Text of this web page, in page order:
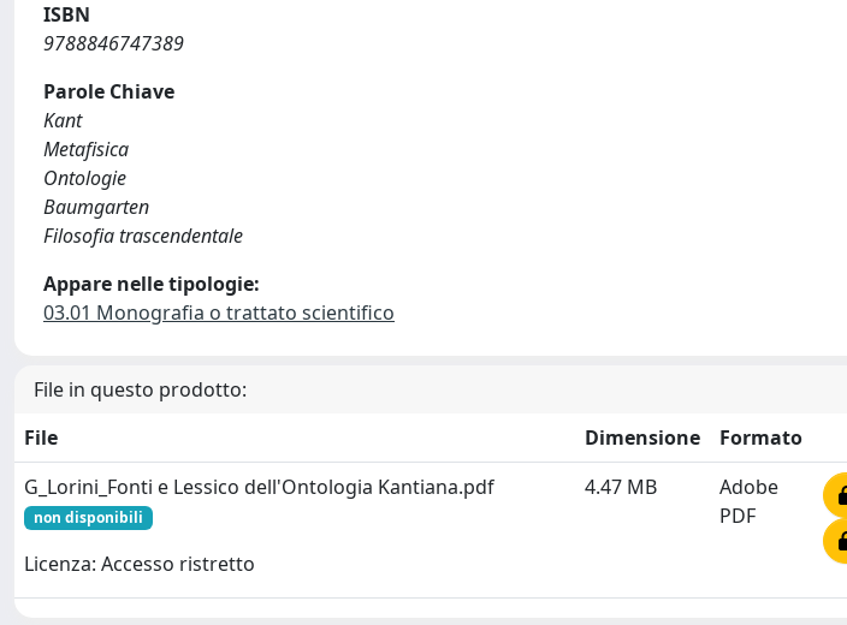
ISBN
9788846747389
Parole Chiave
Kant
Metafisica
Ontologie
Baumgarten
Filosofia trascendentale
Appare nelle tipologie:
03.01 Monografia o trattato scientifico
File in questo prodotto:
File
Dimensione
Formato
G_Lorini_Fonti e Lessico dell'Ontologia Kantiana.pdf
non disponibili
Licenza: Accesso ristretto
4.47 MB
Adobe
PDF